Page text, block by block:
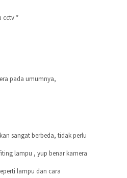
cctv *
pada umumnya,
sangat berbeda, tidak perlu
lampu , yup benar kamera
lampu dan cara